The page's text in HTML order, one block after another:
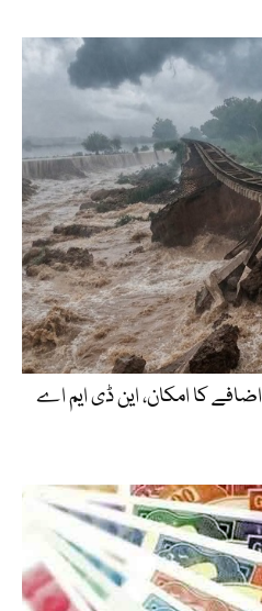
کا امکان، این ڈی ایم اے